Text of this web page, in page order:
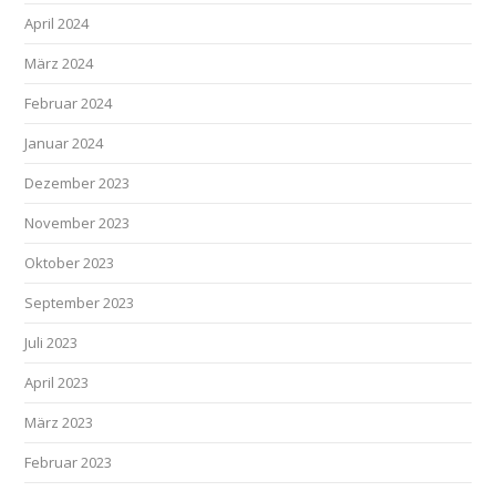
April 2024
März 2024
Februar 2024
Januar 2024
Dezember 2023
November 2023
Oktober 2023
September 2023
Juli 2023
April 2023
März 2023
Februar 2023